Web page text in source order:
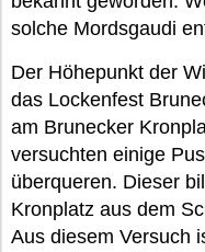
solche Mordsgaudi
Der Höhepunkt der
das Lockenfest
am Brunecker
versuchten einige
überqueren. Dieser
Kronplatz aus dem
Aus diesem Versuch